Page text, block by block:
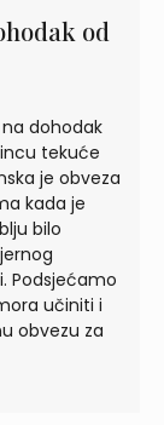
od
dohodak
tekuće
je obveza
kada je
bilo
Podsjećamo
učiniti i
obvezu za